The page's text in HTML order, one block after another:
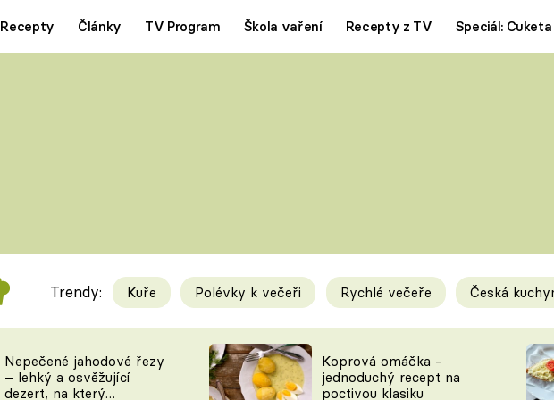
Recepty Články TV Program Škola vaření Recepty z TV Speciál: Cuketa
Videorecepty
TEĎ VAŘÍ ŠÉF!
Tipy a triky
KAM ZA JÍDLEM
Trendy: Kuře Polévky k večeři Rychlé večeře Česká
Nepečené jahodové řezy
– lehký a osvěžující
dezert, na který
Koprová omáčka -
jednoduchý recept na
poctivou klasiku